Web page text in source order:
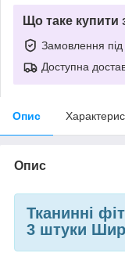
Що таке купити
Замовлення під
Доступна
Опис
Опис
Тканинні
3 штуки